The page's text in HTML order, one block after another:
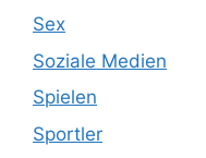
Sex
Soziale Medien
Spielen
Sportler